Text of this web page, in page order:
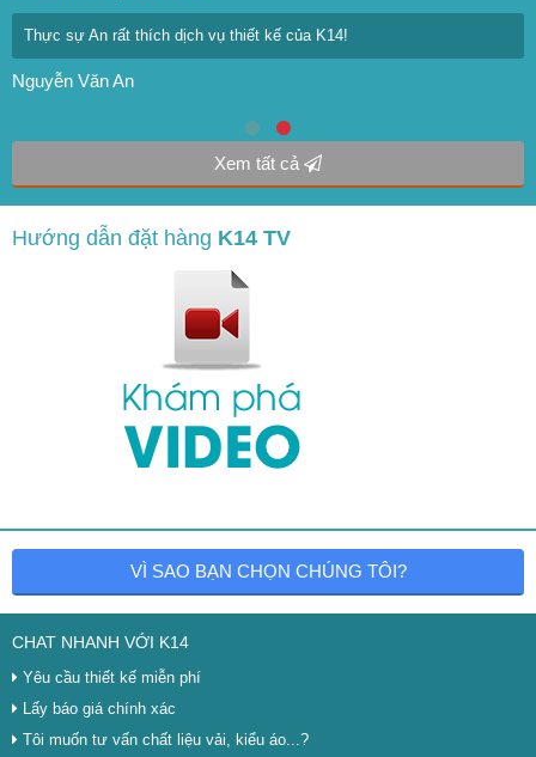
Thực sự An rất thích dịch vụ thiết kế của K14!
Nguyễn Văn An
Xem tất cả
Hướng dẫn đặt hàng K14 TV
VÌ SAO BẠN CHỌN CHÚNG TÔI?
CHAT NHANH VỚI K14
Yêu cầu thiết kế miễn phí
Lấy báo giá chính xác
Tôi muốn tư vấn chất liệu vải, kiểu áo...?